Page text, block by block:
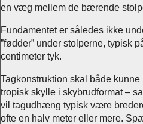
en væg mellem de bærende
Fundamentet er således ikke
”fødder” under stolperne, typisk
centimeter tyk.
Tagkonstruktion skal både
tropisk skylle i skybrudformat –
vil tagudhæng typisk være
ofte en halv meter eller mere.